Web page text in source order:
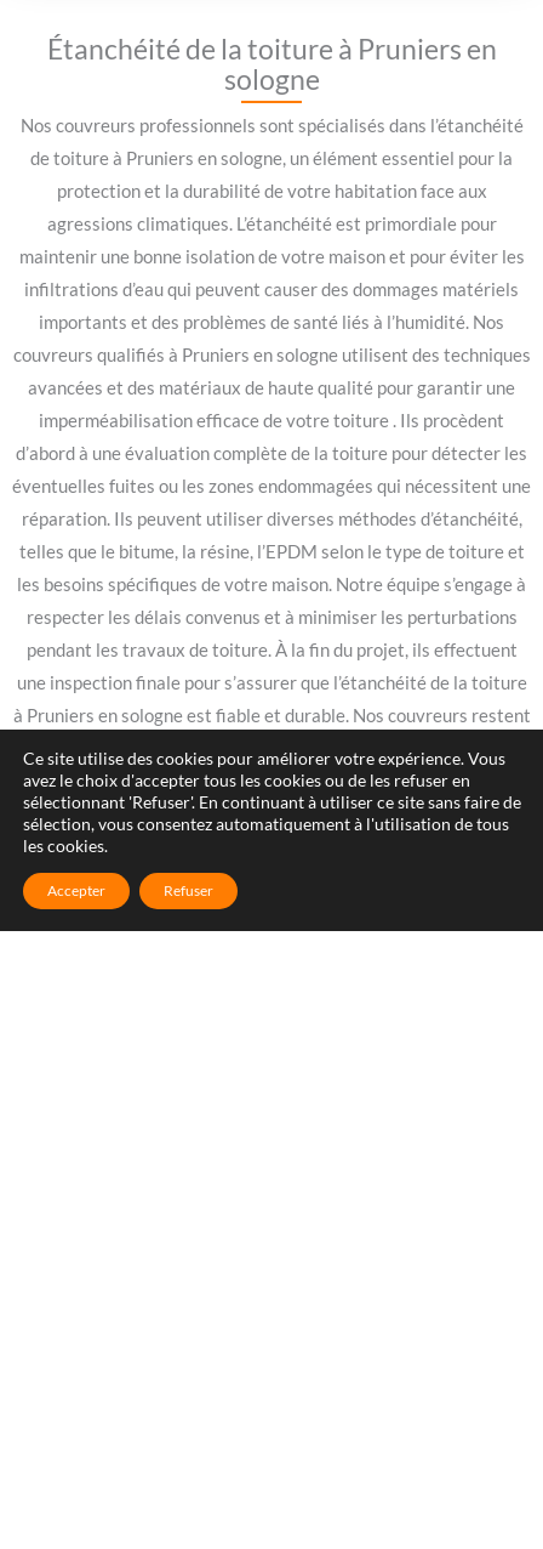
Étanchéité de la toiture à Pruniers en
sologne
Nos couvreurs professionnels sont spécialisés dans l’étanchéité
de toiture à Pruniers en sologne, un élément essentiel pour la
protection et la durabilité de votre habitation face aux
agressions climatiques. L’étanchéité est primordiale pour
maintenir une bonne isolation de votre maison et pour éviter les
infiltrations d’eau qui peuvent causer des dommages matériels
importants et des problèmes de santé liés à l’humidité. Nos
couvreurs qualifiés à Pruniers en sologne utilisent des techniques
avancées et des matériaux de haute qualité pour garantir une
imperméabilisation efficace de votre toiture . Ils procèdent
d’abord à une évaluation complète de la toiture pour détecter les
éventuelles fuites ou les zones endommagées qui nécessitent une
réparation. Ils peuvent utiliser diverses méthodes d’étanchéité,
telles que le bitume, la résine, l’EPDM selon le type de toiture et
les besoins spécifiques de votre maison. Notre équipe s’engage à
respecter les délais convenus et à minimiser les perturbations
pendant les travaux de toiture. À la fin du projet, ils effectuent
une inspection finale pour s’assurer que l’étanchéité de la toiture
à Pruniers en sologne est fiable et durable. Nos couvreurs restent
disponibles après la fin des travaux pour toute question ou suivi
nécessaire. Avec nous, vous bénéficiez d’un service professionnel,
courtois et transparent, et d’une toiture étanche qui protège
votre maison de façon efficace et durable. Nous sommes fiers de
la qualité de nos services et de la satisfaction de nos clients.
Contactez-nous pour un devis gratuit et pour découvrir comment
Ce site utilise des cookies pour améliorer votre expérience. Vous
avez le choix d'accepter tous les cookies ou de les refuser en
sélectionnant 'Refuser'. En continuant à utiliser ce site sans faire de
sélection, vous consentez automatiquement à l'utilisation de tous
les cookies.
Accepter Refuser